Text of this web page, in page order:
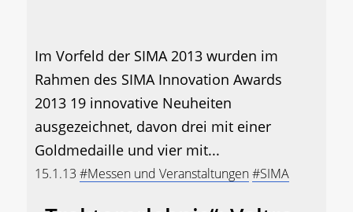
Im Vorfeld der SIMA 2013 wurden im
Rahmen des SIMA Innovation Awards
2013 19 innovative Neuheiten
ausgezeichnet, davon drei mit einer
Goldmedaille und vier mit...
15.1.13 #Messen und Veranstaltungen#SIMA